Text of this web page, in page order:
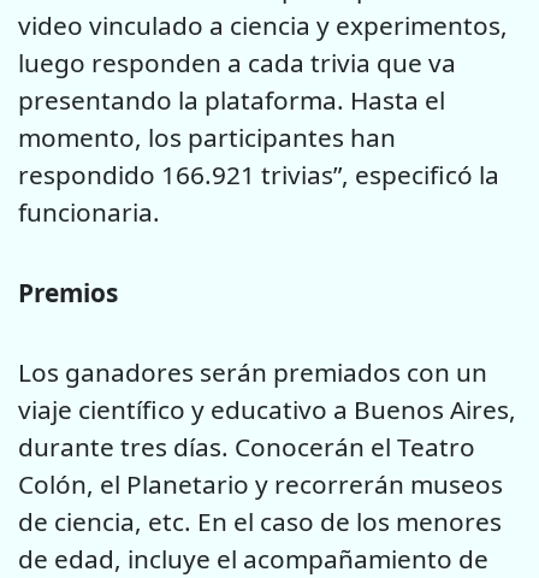
video vinculado a ciencia y experimentos,
luego responden a cada trivia que va
presentando la plataforma. Hasta el
momento, los participantes han
respondido 166.921 trivias”, especificó la
funcionaria.
Premios
Los ganadores serán premiados con un
viaje científico y educativo a Buenos Aires,
durante tres días. Conocerán el Teatro
Colón, el Planetario y recorrerán museos
de ciencia, etc. En el caso de los menores
de edad, incluye el acompañamiento de